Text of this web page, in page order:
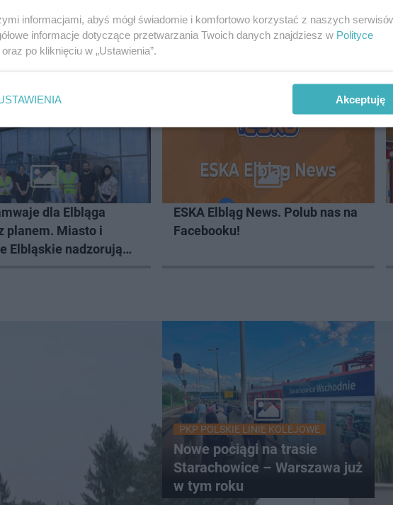
dla Elbląga
planem. Miasto i
Elbląskie nadzorują
ESKA Elbląg News. Polub nas na
Facebooku!
PKP POLSKIE LINIE KOLEJOWE
Nowe pociągi na trasie
Starachowice – Warszawa już
w tym roku
informacjami, abyś mógł świadomie i komfortowo korzystać z naszych
informacje dotyczące przetwarzania Twoich danych znajdziesz w Polityce
oraz po kliknięciu w „Ustawienia”.
Akceptuję